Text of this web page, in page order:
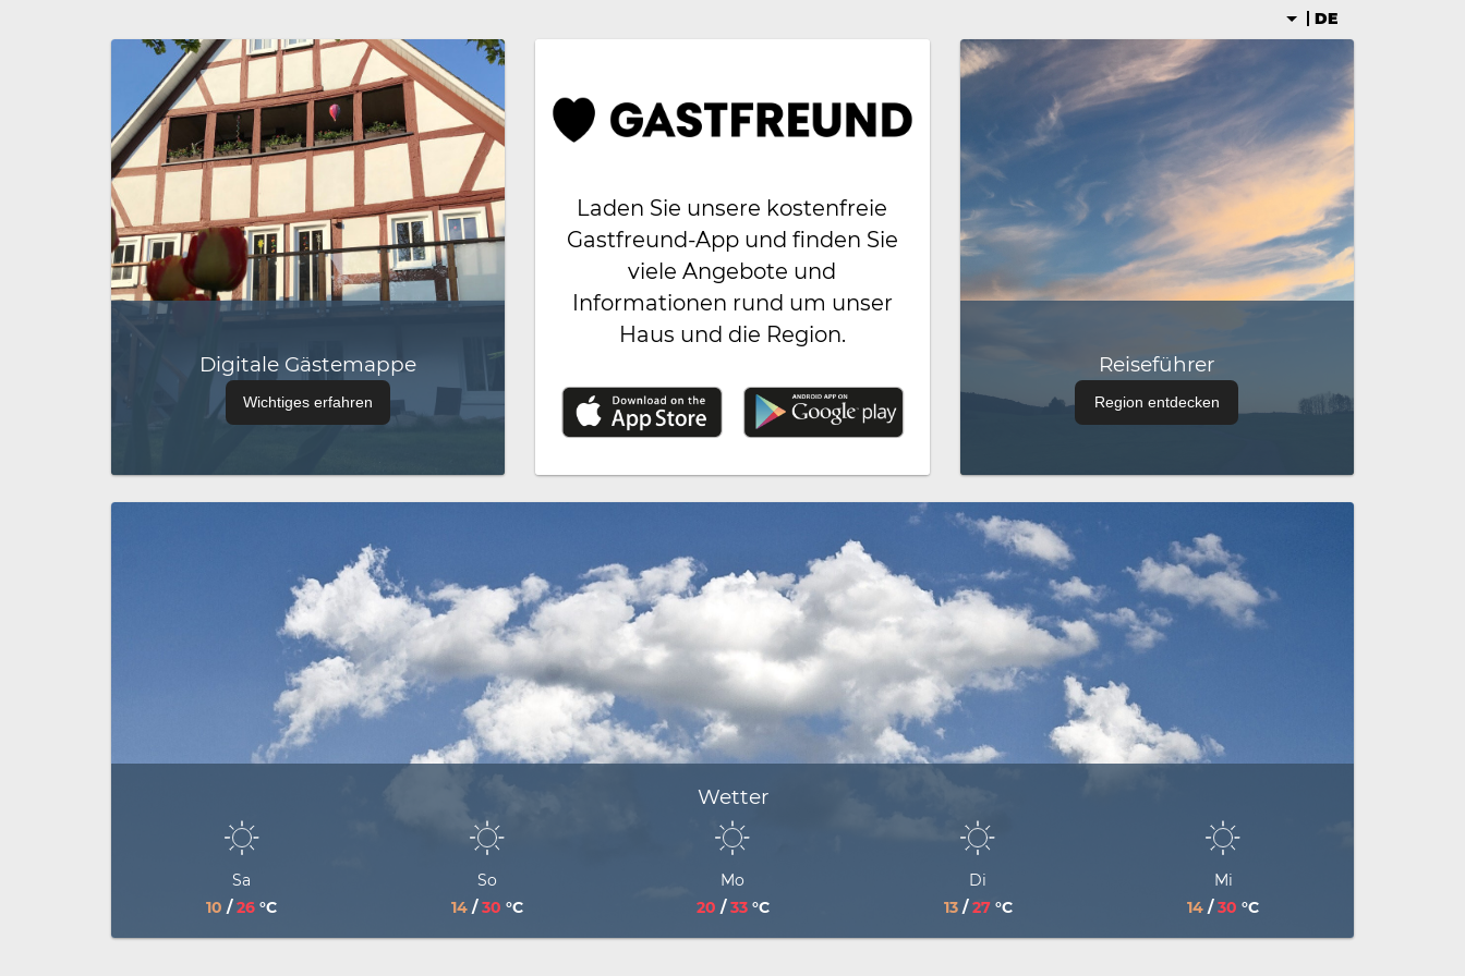
DE
Digitale Gästemappe
Wichtiges erfahren
Laden Sie unsere kostenfreie
Gastfreund-App und finden Sie
viele Angebote und
Informationen rund um unser
Haus und die Region.
Reiseführer
Region entdecken
Wetter
Sa
10 /26 °C
So
14 /30 °C
Mo
20 /33 °C
Di
13 /27 °C
Mi
14 /30 °C